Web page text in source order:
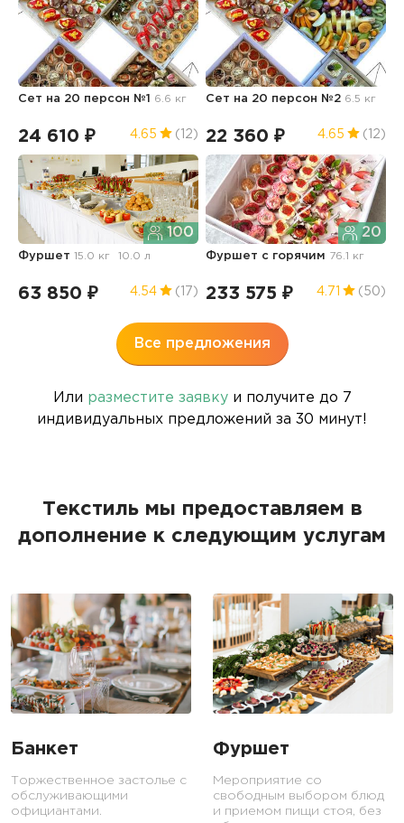
Сет на 20 персон №1 6.6 кг
24 610 ₽ 4.65 (12)
Сет на 20 персон №2 6.5 кг
22 360 ₽ 4.65 (12)
100
Фуршет15.0 кг 10.0 л
63 850 ₽ 4.54 (17)
20
Фуршет с горячим 76.1 кг
233 575 ₽ 4.71 (50)
Все предложения
Или разместите заявкуи получите до 7
индивидуальных предложений за 30 минут!
Текстиль мы предоставляем в
дополнение к следующим услугам
Банкет
Торжественное застолье с
обслуживающими
официантами.
Фуршет
Мероприятие со
свободным выбором блюд
и приемом пищи стоя, без